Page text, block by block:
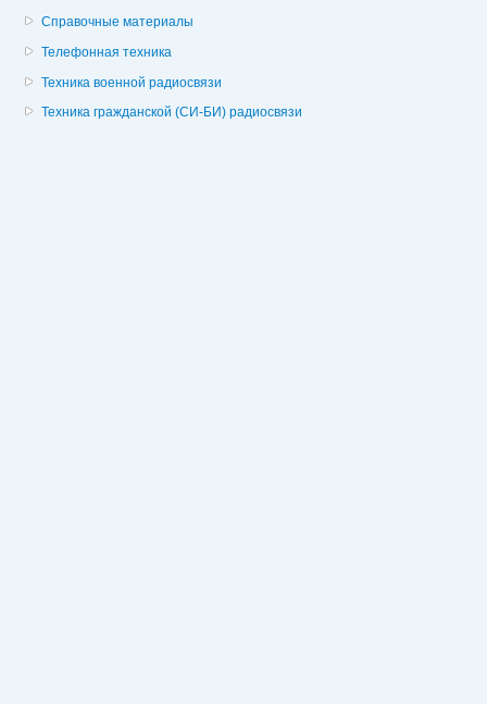
Справочные материалы
Телефонная техника
Техника военной радиосвязи
Техника гражданской (СИ-БИ) радиосвязи